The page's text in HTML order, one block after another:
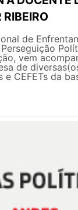
RIBEIRO
de
vem
de
e CEFETs da